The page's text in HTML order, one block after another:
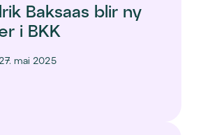
Baksaas blir ny
i BKK
mai 2025